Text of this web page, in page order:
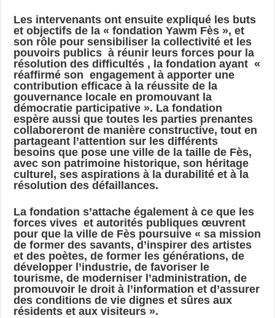
Les intervenants ont ensuite expliqué les buts
et objectifs de la « fondation Yawm Fès », et
son rôle pour sensibiliser la collectivité et les
pouvoirs publics à réunir leurs forces pour la
résolution des difficultés , la fondation ayant «
réaffirmé son engagement à apporter une
contribution efficace à la réussite de la
gouvernance locale en promouvant la
démocratie participative ». La fondation
espère aussi que toutes les parties prenantes
collaboreront de manière constructive, tout en
partageant l’attention sur les différents
besoins que pose une ville de la taille de Fès,
avec son patrimoine historique, son héritage
culturel, ses aspirations à la durabilité et à la
résolution des défaillances.
La fondation s’attache également à ce que les
forces vives et autorités publiques œuvrent
pour que la ville de Fès poursuive « sa mission
de former des savants, d’inspirer des artistes
et des poètes, de former les générations, de
développer l’industrie, de favoriser le
tourisme, de moderniser l’administration, de
promouvoir le droit à l’information et d’assurer
des conditions de vie dignes et sûres aux
résidents et aux visiteurs ».